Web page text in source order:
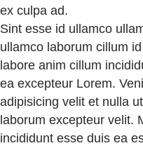
ex culpa ad.
Sint esse id ullamco
ullamco laborum cillum
labore anim cillum
ea excepteur Lorem.
adipisicing velit et nulla
laborum excepteur velit.
incididunt esse duis ea